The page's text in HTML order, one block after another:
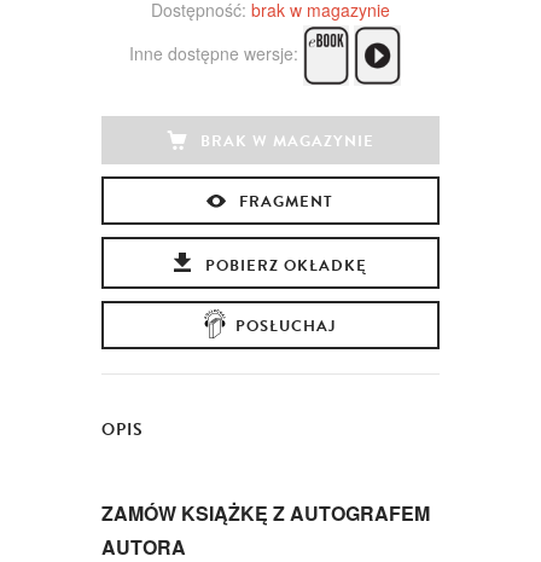
Dostępność: brak w magazynie
Inne dostępne wersje:
BRAK W MAGAZYNIE
FRAGMENT
POBIERZ OKŁADKĘ
POSŁUCHAJ
OPIS
ZAMÓW KSIĄŻKĘ Z AUTOGRAFEM
AUTORA